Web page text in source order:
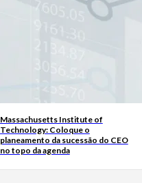
Massachusetts Institute of
Technology: Coloque o
planeamento da sucessão do CEO
no topo da agenda